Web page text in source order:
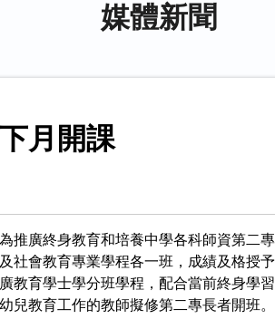
媒體新聞
月開課
推廣終身教育和培養中學各科師資第二
社會教育專業學程各一班，成績及格授
教育學士學分班學程，配合當前終身學
兒教育工作的教師擬修第二專長者開